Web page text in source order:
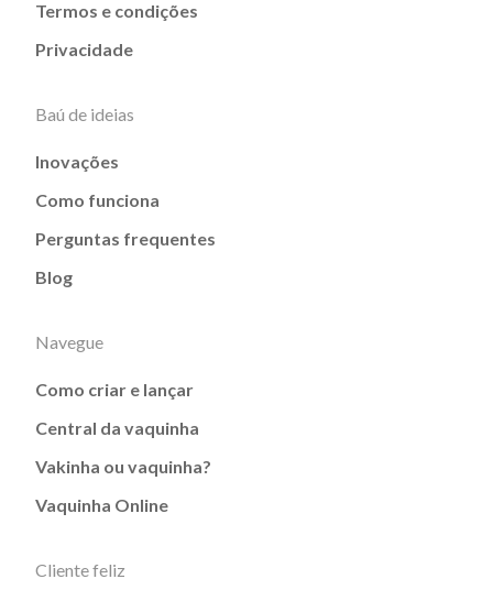
Termos e condições
Privacidade
Baú de ideias
Inovações
Como funciona
Perguntas frequentes
Blog
Navegue
Como criar e lançar
Central da vaquinha
Vakinha ou vaquinha?
Vaquinha Online
Cliente feliz